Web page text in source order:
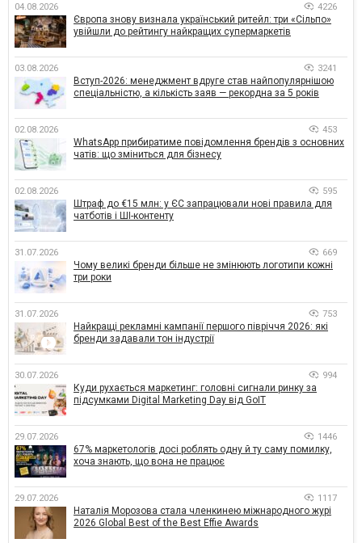
04.08.2026 4226
Європа знову визнала український ритейл: три «Сільпо»
увійшли до рейтингу найкращих супермаркетів
03.08.2026 3241
Вступ-2026: менеджмент вдруге став найпопулярнішою
спеціальністю, а кількість заяв — рекордна за 5 років
02.08.2026 453
WhatsApp прибиратиме повідомлення брендів з основних
чатів: що зміниться для бізнесу
02.08.2026 595
Штраф до €15 млн: у ЄС запрацювали нові правила для
чатботів і ШІ-контенту
31.07.2026 669
Чому великі бренди більше не змінюють логотипи кожні
три роки
31.07.2026 753
Найкращі рекламні кампанії першого півріччя 2026: які
бренди задавали тон індустрії
30.07.2026 994
Куди рухається маркетинг: головні сигнали ринку за
підсумками Digital Marketing Day від GoIT
29.07.2026 1446
67% маркетологів досі роблять одну й ту саму помилку,
хоча знають, що вона не працює
29.07.2026 1117
Наталія Морозова стала членкинею міжнародного журі
2026 Global Best of the Best Effie Awards